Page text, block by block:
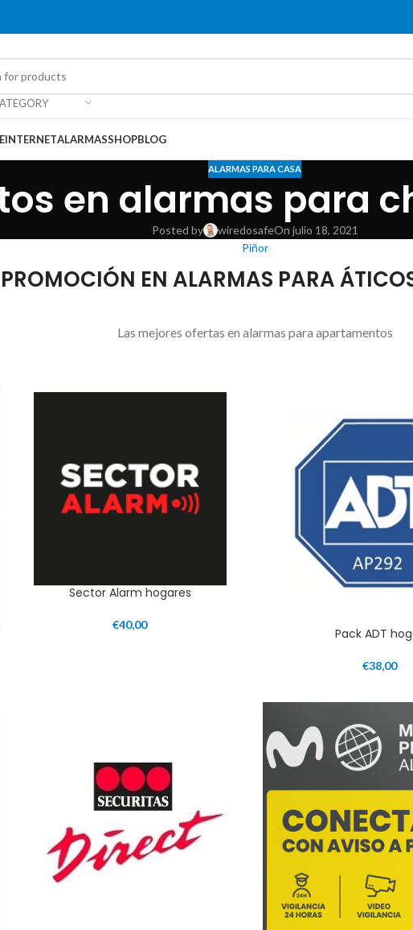
INTERNETALARMASSHOPBLOG
ALARMAS PARA CASA
en alarmas para
Posted by wiredosafeOn julio 18, 2021
Piñor
PROMOCIÓN EN ALARMAS PARA
Las mejores ofertas en alarmas para apartamentos
Sector Alarm hogares
€40,00
Pack ADT
€38,00